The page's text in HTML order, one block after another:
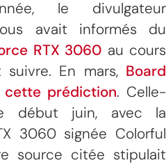
le divulgateur
avait informés du
RTX 3060 au cours
En mars, Board
cette prédiction. Celle-
début juin, avec la
3060 signée Colorful
source citée stipulait